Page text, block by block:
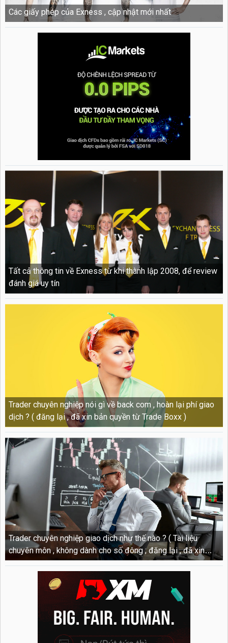
Các giấy phép của Exness , cập nhật mới nhất
Tất cả thông tin về Exness từ khi thành lập 2008, để review
đánh giá uy tín
Trader chuyên nghiệp nói gì về back com , hoàn lại phí giao
dịch ? ( đăng lại , đã xin bản quyền từ Trade Boxx )
Trader chuyên nghiệp giao dịch như thế nào ? ( Tài liệu
chuyên môn , không dành cho số đông ; đăng lại , đã xin
bản quyền từ Trade Boxx )